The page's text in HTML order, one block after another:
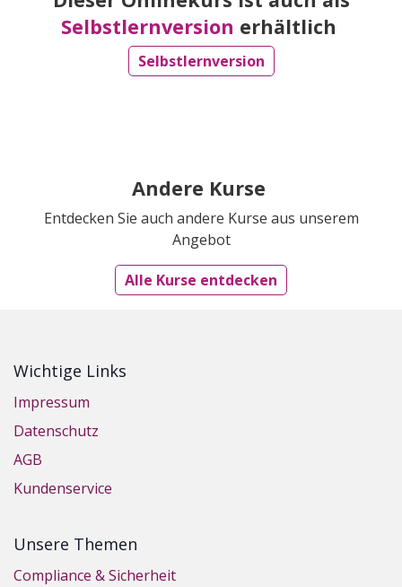
Selbstlernversion erhältlich
Selbstlernversion
Andere Kurse
Entdecken Sie auch andere Kurse aus unserem
Angebot
Alle Kurse entdecken
Wichtige Links
Impressum
Datenschutz
AGB
Kundenservice
Unsere Themen
Compliance & Sicherheit